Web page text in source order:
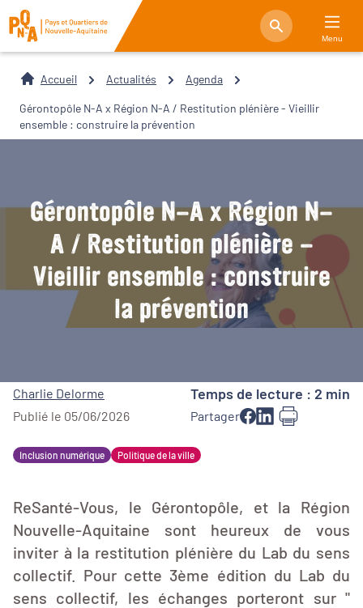
Menu
Accueil Actualités Agenda
Gérontopôle N-A x Région N-A / Restitution plénière - Vieillir
ensemble : construire la prévention
Gérontopôle N-A x Région N-
A / Restitution plénière -
Vieillir ensemble : construire
la prévention
Charlie Delorme
Publié le 05/06/2026
Temps de lecture : 2 min
Partager
Inclusion numérique Politique de la ville
ReSanté-Vous, le Gérontopôle, et la Région
Nouvelle-Aquitaine sont heureux de vous
inviter à la restitution plénière du Lab du sens
collectif. Pour cette 3ème édition du Lab du
sens collectif, les échanges porteront sur "